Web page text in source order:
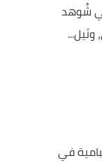
شُوهد
ونَيل...
في